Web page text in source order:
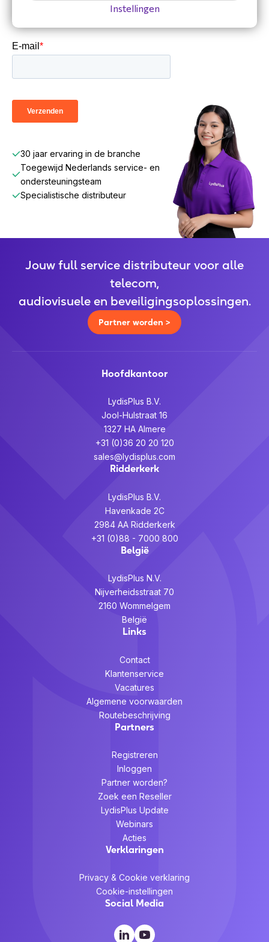
Blijf op de hoogte van ons laatste
30 jaar ervaring in de branche
Toegewijd Nederlands service- en
ondersteuningsteam
Specialistische distributeur
Jouw full service distributeur voor alle
telecom,
audiovisuele en beveiligingsoplossingen.
Partner worden >
Hoofdkantoor
LydisPlus B.V.
Jool-Hulstraat 16
1327 HA Almere
+31 (0)36 20 20 120
sales@lydisplus.com
Ridderkerk
LydisPlus B.V.
Havenkade 2C
2984 AA Ridderkerk
+31 (0)88 - 7000 800
België
LydisPlus N.V.
Nijverheidsstraat 70
2160 Wommelgem
België
Links
Contact
Klantenservice
Vacatures
Algemene voorwaarden
Routebeschrijving
Partners
Registreren
Inloggen
Partner worden?
Zoek een Reseller
LydisPlus Update
Webinars
Acties
Verklaringen
Privacy & Cookie verklaring
Cookie-instellingen
Social Media
Instellingen